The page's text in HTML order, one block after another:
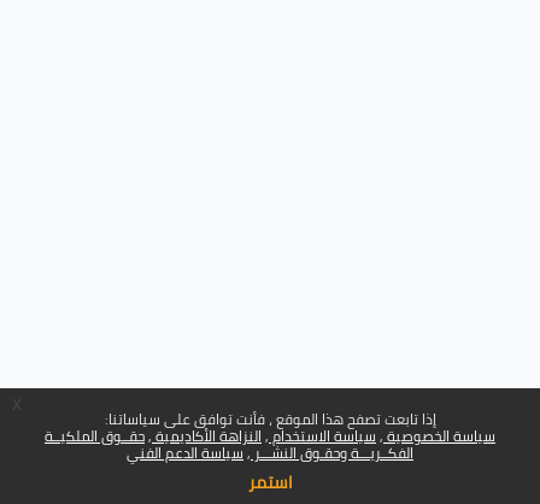
إذا تابعت تصفح هذا الموقع ، فأنت توافق على سياساتنا:
سياسة الخصوصية سياسة الاستخدام النزاهة الأكاديمية حقــوق الملكيــة
الفكــريـــة وحقـوق النشـــر سياسة الدعم الفني
استمر